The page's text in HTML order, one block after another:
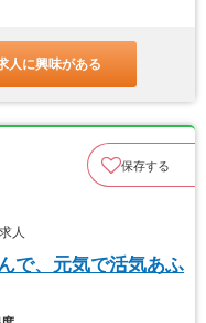
人に興味がある
保存する
人
で、元気で活気あふ